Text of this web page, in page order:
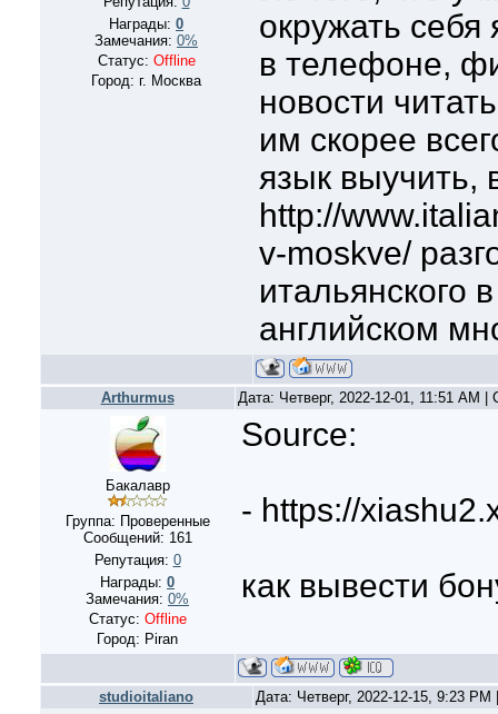
Награды: 0
Замечания: 0%
Статус: Offline
Город: г. Москва
окружать
в телефоне,
новости
им скорее
язык выучить,
http://
v-moskve/
итальянского
английском
Arthurmus Дата: Четверг, 2022-12-01, 11:51 AM
Бакалавр
Группа: Проверенные
Сообщений: 161
Репутация: 0
Награды: 0
Замечания: 0%
Статус: Offline
Город: Piran
Source:
- https://
как вывести
studioitaliano Дата: Четверг, 2022-12-15, 9:23